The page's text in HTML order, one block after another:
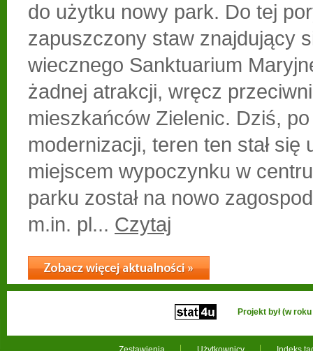
do użytku nowy park. Do tej
zapuszczony staw znajdujący
wiecznego Sanktuarium
żadnej atrakcji, wręcz
mieszkańców Zielenic. Dziś,
modernizacji, teren ten stał się
miejscem wypoczynku w
parku został na nowo
m.in. pl... Czytaj
Projekt był (w